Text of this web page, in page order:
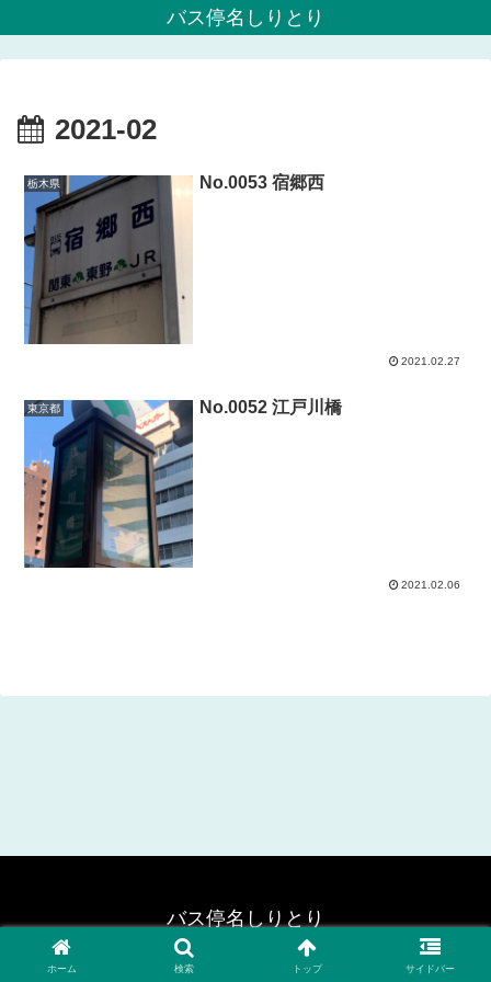
バス停名しりとり
2021-02
栃木県 No.0053 宿郷西
2021.02.27
東京都 No.0052 江戸川橋
2021.02.06
バス停名しりとり
© 2020 バス停名しりとり.
ホーム 検索 トップ サイドバー